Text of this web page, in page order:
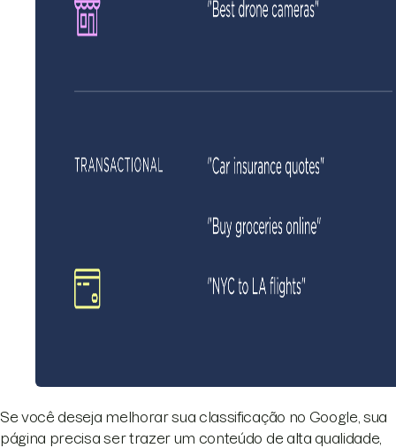
Se você deseja melhorar sua classificação no Google, sua
página precisa ser trazer um conteúdo de alta qualidade,